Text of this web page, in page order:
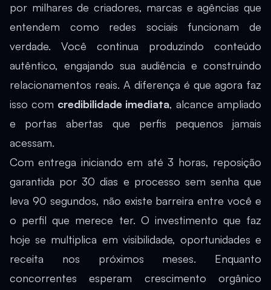
por milhares de criadores, marcas e agências que
entendem como redes sociais funcionam de
verdade. Você continua produzindo conteúdo
autêntico, engajando sua audiência e construindo
relacionamentos reais. A diferença é que agora faz
isso com credibilidade imediata, alcance ampliado
e portas abertas que perfis pequenos jamais
acessam.
Com entrega iniciando em até 3 horas, reposição
garantida por 30 dias e processo sem senha que
leva 90 segundos, não existe barreira entre você e
o perfil que merece ter. O investimento que faz
hoje se multiplica em visibilidade, oportunidades e
receita nos próximos meses. Enquanto
concorrentes esperam crescimento orgânico